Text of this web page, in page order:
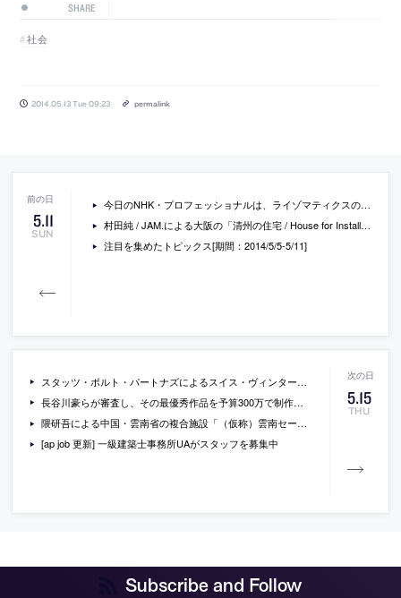
SHARE
社会
2014.05.13 Tue 09:23 permalink
5.11
SUN
今日のNHK・プロフェッショナルは、ライゾマティクスの真鍋大度の特集です
村田純 / JAM.による大阪の「清州の住宅 / House for Installation」
注目を集めたトピックス[期間：2014/5/5-5/11]
5.15
THU
スタッツ・ボルト・パートナズによるスイス・ヴィンタートゥールの駅前広場の大屋根の写真など
長谷川豪らが審査し、その最優秀作品を予算300万で制作し、埼玉県立近代美術館で展示公開するコンペ「旅する小さな家」が提案を募集中
隈研吾による中国・雲南省の複合施設「（仮称）雲南セールスセンター」の画像など
[ap job 更新] 一級建築士事務所UAがスタッフを募集中
Subscribe and Follow